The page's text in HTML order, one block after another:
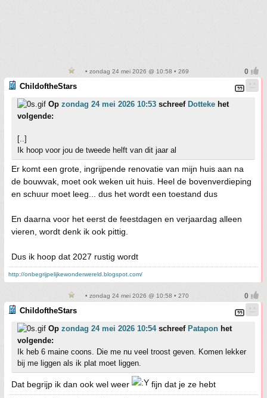
• zondag 24 mei 2026 @ 10:58 • 269
ChildoftheStars
Op zondag 24 mei 2026 10:53 schreef Dotteke het
volgende:
[..]
Ik hoop voor jou de tweede helft van dit jaar al
Er komt een grote, ingrijpende renovatie van mijn huis aan na
de bouwvak, moet ook weken uit huis. Heel de bovenverdieping
en schuur moet leeg... dus het wordt een toestand dus
En daarna voor het eerst de feestdagen en verjaardag alleen
vieren, wordt denk ik ook pittig.
Dus ik hoop dat 2027 rustig wordt
http://onbegrijpelijkewonderwereld.blogspot.com/
• zondag 24 mei 2026 @ 10:58 • 270
ChildoftheStars
Op zondag 24 mei 2026 10:54schreef Patapon het
volgende:
Ik heb 6 maine coons. Die me nu veel troost geven. Komen lekker
bij me liggen als ik plat moet liggen.
Dat begrijp ik dan ook wel weer fijn dat je ze hebt